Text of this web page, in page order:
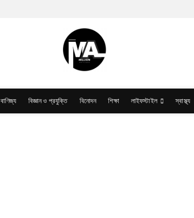
বাণিজ্য বিজ্ঞান ও প্রযুক্তি বিনোদন শিক্ষা লাইফস্টাইল স্বাস্থ্য